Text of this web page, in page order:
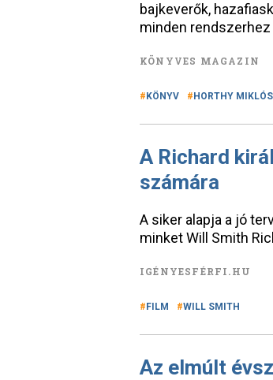
bajkeverők,
minden
KÖNYVES MAGAZIN
KÖNYV HORTHY MIKLÓS
A Richard
számára
A siker alapja a jó
minket Will Smith
IGÉNYESFÉRFI.HU
FILM WILL SMITH
Az elmúlt